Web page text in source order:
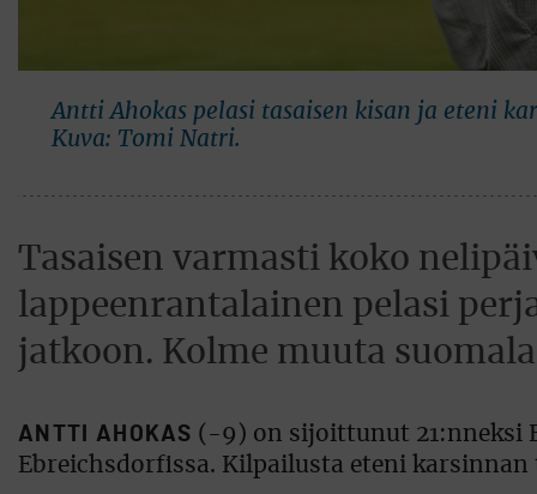
Antti Ahokas pelasi tasaisen kisan ja eteni
Kuva: Tomi Natri.
Tasaisen varmasti koko
lappeenrantalainen pelasi
jatkoon. Kolme muuta
ANTTI AHOKAS (-9) on sijoittunut 21:nneksi
Ebreichsdorfissa. Kilpailusta eteni karsinnan